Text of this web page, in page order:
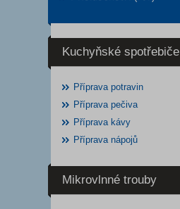
Kuchyňské spotřebiče
Příprava potravin
Příprava pečiva
Příprava kávy
Příprava nápojů
Mikrovlnné trouby